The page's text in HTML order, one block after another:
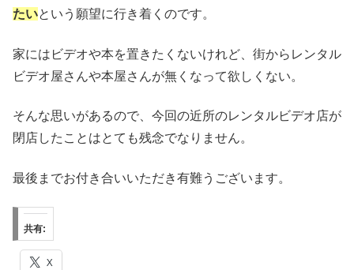
たいという願望に行き着くのです。
家にはビデオや本を置きたくないけれど、街からレンタル
ビデオ屋さんや本屋さんが無くなって欲しくない。
そんな思いがあるので、今回の近所のレンタルビデオ店が
閉店したことはとても残念でなりません。
最後までお付き合いいただき有難うございます。
共有:
X